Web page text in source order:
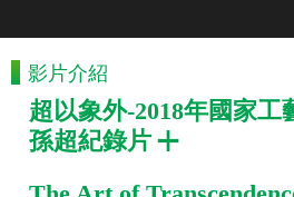
影片介紹
超以象外-2018年國家工
孫超紀錄片